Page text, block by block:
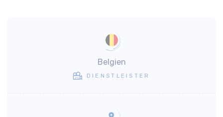
Belgien
DIENSTLEISTER